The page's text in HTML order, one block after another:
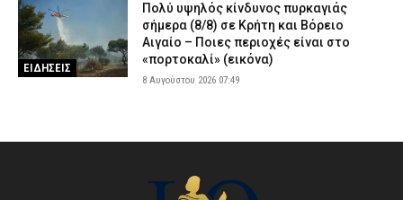
ΕΙΔΗΣΕΙΣ
Πολύ υψηλός κίνδυνος πυρκαγιάς
σήμερα (8/8) σε Κρήτη και Βόρειο
Αιγαίο – Ποιες περιοχές είναι στο
«πορτοκαλί» (εικόνα)
8 Αυγούστου 2026 07:49